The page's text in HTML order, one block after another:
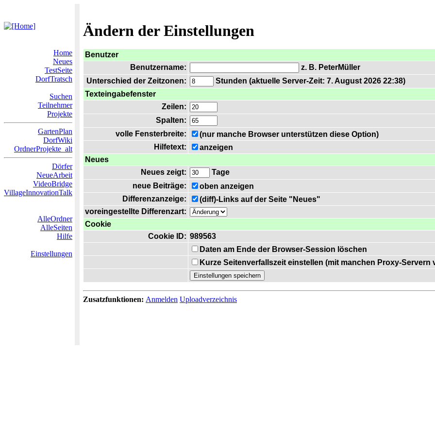
Ändern der Einstellungen
Home
Neues
TestSeite
DorfTratsch
Suchen
Teilnehmer
Projekte
GartenPlan
DorfWiki
OrdnerProjekte_alt
Dörfer
NeueArbeit
VideoBridge
VillageInnovationTalk
AlleOrdner
AlleSeiten
Hilfe
Einstellungen
Benutzer
Benutzername:
z. B. PeterMüller
Unterschied der Zeitzonen:
Stunden (aktuelle Server-Zeit: 7. August 2026 22:38)
Texteingabefenster
Zeilen:
Spalten:
volle Fensterbreite:
(nur manche Browser unterstützen diese Option)
Hilfetext:
anzeigen
Neues
Neues zeigt:
Tage
neue Beiträge:
oben anzeigen
Differenzanzeige:
(diff)-Links auf der Seite "Neues"
voreingestellte Differenzart:
Cookie
Cookie ID: 989563
Daten am Ende der Browser-Session löschen
Kurze Seitenverfallszeit einstellen (mit manchen Proxy-Servern
Zusatzfunktionen: Anmelden Uploadverzeichnis